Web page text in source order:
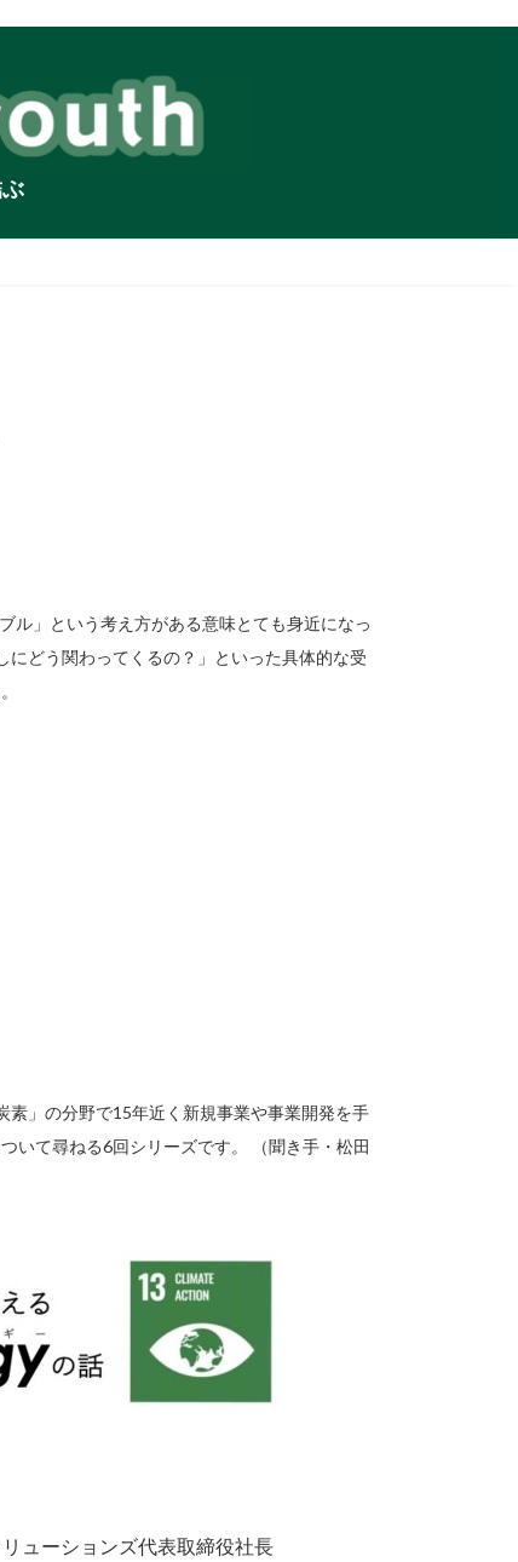
ル」という考え方がある意味とても身近になっ
どう関わってくるの？」といった具体的な受
素」の分野で15年近く新規事業や事業開発を手
いて尋ねる6回シリーズです。 （聞き手・松田
ューションズ代表取締役社長